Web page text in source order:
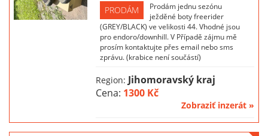
PRODÁM
Prodám jednu sezónu
ježděné boty freerider
(GREY/BLACK) ve velikosti 44. Vhodné jsou
pro endoro/downhill. V Případě zájmu mě
prosím kontaktujte přes email nebo sms
zprávu. (krabice není součástí)
Region: Jihomoravský kraj
Cena: 1300 Kč
Zobraziť inzerát »